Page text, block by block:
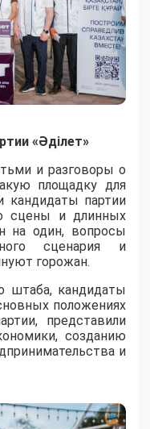
«Әділет»
и разговоры о
площадку для
кандидаты партии
сцены и длинных
на один, вопросы
сценария и
горожан.
штаба, кандидаты
положениях
представили
созданию
и